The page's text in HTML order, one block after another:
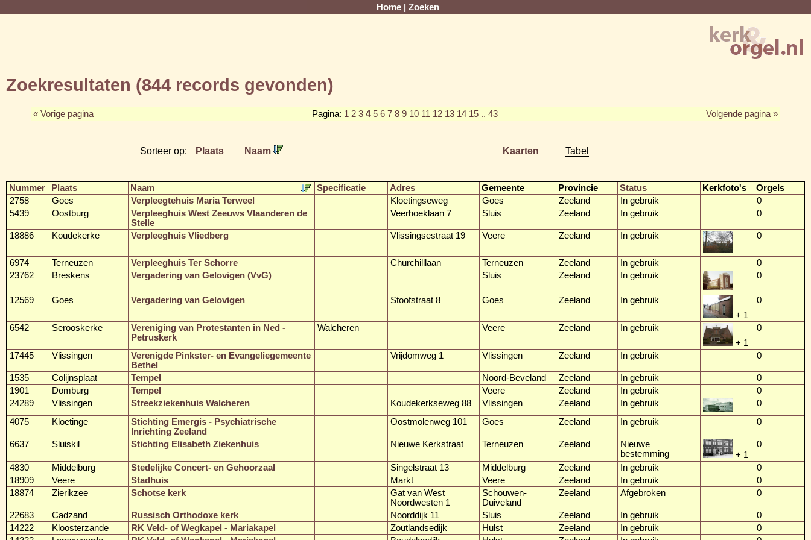
Home Zoeken
Zoekresultaten (844 records gevonden)
« Vorige pagina Pagina: 1 2 3 4 5 6 7 8 9 10 11 12 13 14 15 .. 43 Volgende pagina »
Sorteer op: Plaats Naam Kaarten Tabel
Nummer Plaats Naam Specificatie Adres Gemeente Provincie Status Kerkfoto's
Orgels
2758
Goes Verpleegtehuis Maria Terweel Kloetingseweg Goes Zeeland In gebruik
0
5439
Oostburg
Verpleeghuis West Zeeuws Vlaanderen de
Stelle
Veerhoeklaan 7 Sluis Zeeland In gebruik 0
18886 Koudekerke Verpleeghuis Vliedberg Vlissingsestraat 19 Veere Zeeland In gebruik 0
6974 Terneuzen Verpleeghuis Ter Schorre Churchilllaan Terneuzen Zeeland In gebruik
0
23762
Breskens Vergadering van Gelovigen (VvG) Sluis Zeeland In gebruik 0
12569 Goes Vergadering van Gelovigen Stoofstraat 8 Goes Zeeland
In gebruik
+ 1
0
6542 Serooskerke
Vereniging van Protestanten in Ned -
Petruskerk
Walcheren Veere Zeeland
In gebruik
+ 1
0
17445 Vlissingen
Verenigde Pinkster- en Evangeliegemeente
Bethel
Vrijdomweg 1 Vlissingen Zeeland In gebruik 0
1535 Colijnsplaat Tempel Noord-Beveland Zeeland In gebruik
0
1901
Domburg Tempel Veere Zeeland In gebruik
0
24289
Vlissingen Streekziekenhuis Walcheren Koudekerkseweg 88 Vlissingen Zeeland In gebruik
0
4075
Kloetinge
Stichting Emergis - Psychiatrische
Inrichting Zeeland
Oostmolenweg 101 Goes Zeeland In gebruik 0
6637 Sluiskil Stichting Elisabeth Ziekenhuis Nieuwe Kerkstraat Terneuzen Zeeland
Nieuwe
bestemming
+ 1
0
4830 Middelburg Stedelijke Concert- en Gehoorzaal Singelstraat 13 Middelburg Zeeland In gebruik
0
18909
Veere Stadhuis Markt Veere Zeeland In gebruik
0
18874
Zierikzee Schotse kerk
Gat van West
Noordwesten 1
Schouwen-
Duiveland
Zeeland Afgebroken 0
22683 Cadzand Russisch Orthodoxe kerk Noorddijk 11 Sluis Zeeland In gebruik
0
14222
Kloosterzande RK Veld- of Wegkapel - Mariakapel Zoutlandsedijk Hulst Zeeland In gebruik
0